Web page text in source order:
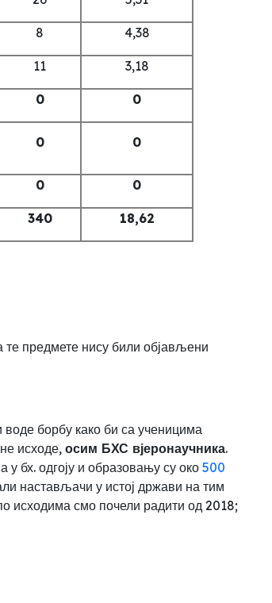
8 4,38
11 3,18
0 0
0 0
0 0
340 18,62
те предмете нису били објављени
борбу како би са ученицима
исходе, осим БХС вјеронаучника.
у бх. одгоју и образовању су око 500
настављачи у истој држави на тим
исходима смо почели радити од 2018;